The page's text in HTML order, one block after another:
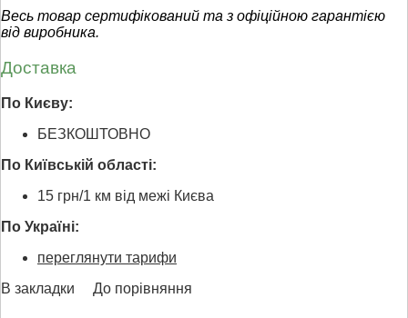
Весь товар сертифікований та з офіційною гарантією
від виробника.
Доставка
По Києву:
БЕЗКОШТОВНО
По Київській області:
15 грн/1 км від межі Києва
По Україні:
переглянути тарифи
В закладки
До порівняння